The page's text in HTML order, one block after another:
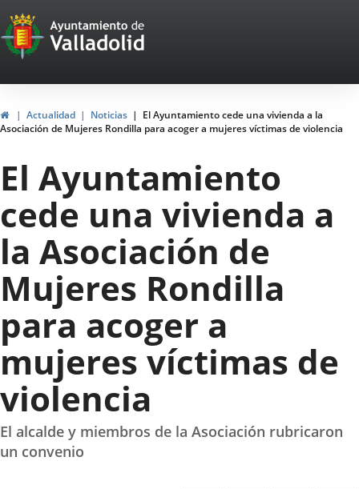
Portal
Web
del
Ayuntamiento
de
Valladolid
InicioActualidad Noticias
El Ayuntamiento cede una vivienda a la
Asociación de Mujeres Rondilla para acoger a mujeres víctimas de violencia
El Ayuntamiento
cede una vivienda a
la Asociación de
Mujeres Rondilla
para acoger a
mujeres víctimas de
violencia
El alcalde y miembros de la Asociación rubricaron
un convenio